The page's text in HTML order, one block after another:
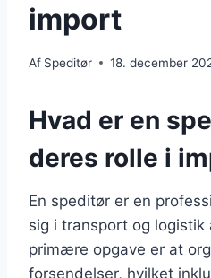
import
Af Speditør 18. december
Hvad er en
deres rolle i
En speditør er en
sig i transport og logistik
primære opgave er at
forsendelser, hvilket